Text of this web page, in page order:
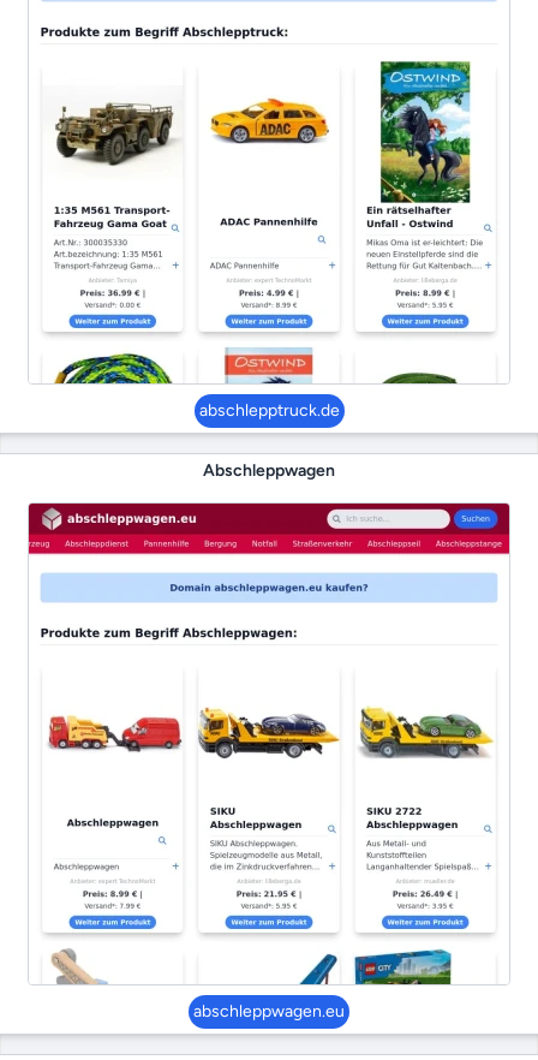
abschlepptruck.de
Abschleppwagen
abschleppwagen.eu